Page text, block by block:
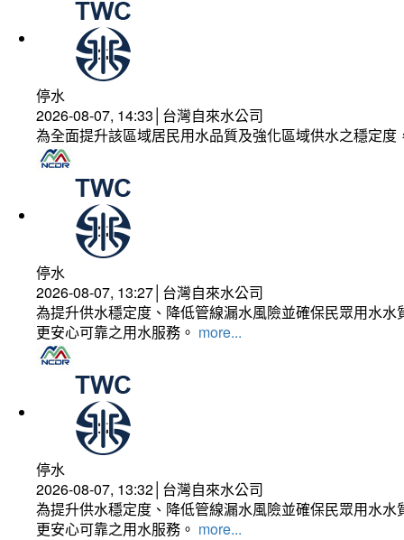
停水
2026-08-07, 14:33│台灣自來水公司
為全面提升該區域居民用水品質及強化區域供水之穩定
停水
2026-08-07, 13:27│台灣自來水公司
為提升供水穩定度、降低管線漏水風險並確保民眾用水
更安心可靠之用水服務。 more...
停水
2026-08-07, 13:32│台灣自來水公司
為提升供水穩定度、降低管線漏水風險並確保民眾用水
更安心可靠之用水服務。 more...